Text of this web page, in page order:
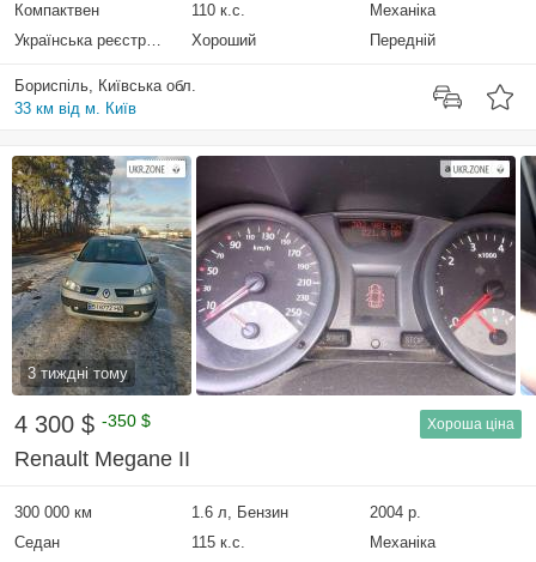
Компактвен
110 к.с.
Механіка
Українська реєстрація
Хороший Передній
Бориспіль, Київська обл.
33 км від м. Київ
3 тиждні тому
4 300 $ -350 $ Хороша ціна
Renault Megane II
300 000 км 1.6 л, Бензин
2004 р.
Седан
115 к.с.
Механіка